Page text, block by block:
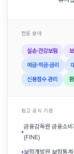
전문 분야
실손·건강보험
예금·적금·금리
신용점수 관리
참고 공식 기관
▪
금융감독원 금융소비
(FINE)
▪보험개발원 보험통계